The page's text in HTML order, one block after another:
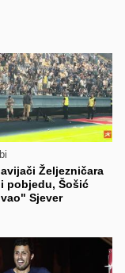
Željezničara
pobjedu, Šošić
Sjever